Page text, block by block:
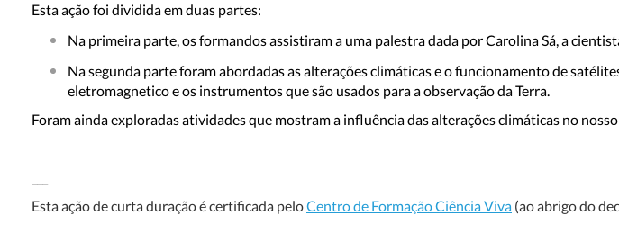
Esta ação foi dividida em duas partes:
Na primeira parte, os formandos assistiram a uma palestra dada por Carolina Sá, a
Na segunda parte foram abordadas as alterações climáticas e o funcionamento de
eletromagnetico e os instrumentos que são usados para a observação da Terra.
Foram ainda exploradas atividades que mostram a influência das alterações climáticas no nosso
Esta ação de curta duração é certificada peloCentro de Formação Ciência Viva (ao abrigo do